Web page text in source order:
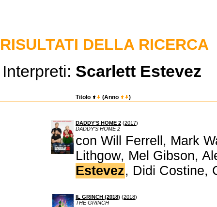
RISULTATI DELLA RICERCA
Interpreti: Scarlett Estevez
Titolo (Anno )
DADDY'S HOME 2 (2017)
DADDY'S HOME 2
con Will Ferrell, Mark
Lithgow, Mel Gibson,
Estevez, Didi Costine,
IL GRINCH (2018) (2018)
THE GRINCH